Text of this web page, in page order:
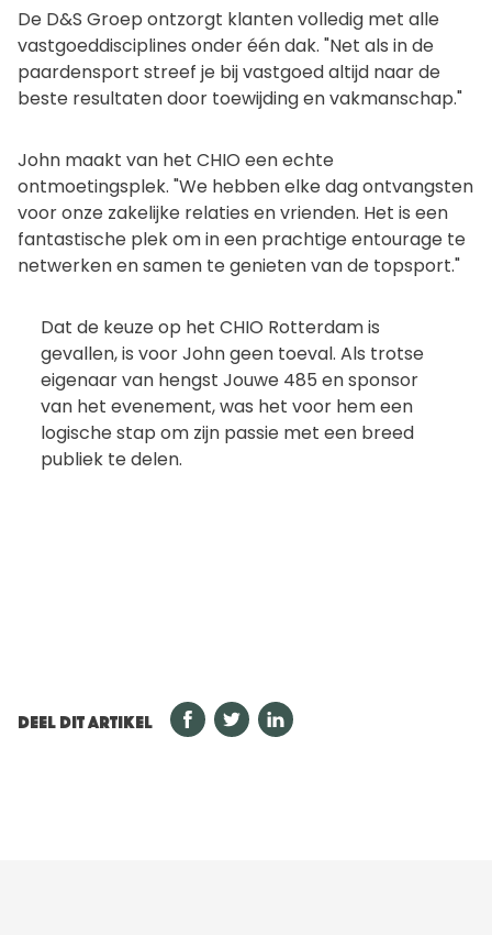
De D&S Groep ontzorgt klanten volledig met alle
vastgoeddisciplines onder één dak. "Net als in de
paardensport streef je bij vastgoed altijd naar de
beste resultaten door toewijding en vakmanschap."
John maakt van het CHIO een echte
ontmoetingsplek. "We hebben elke dag ontvangsten
voor onze zakelijke relaties en vrienden. Het is een
fantastische plek om in een prachtige entourage te
netwerken en samen te genieten van de topsport."
Dat de keuze op het CHIO Rotterdam is
gevallen, is voor John geen toeval. Als trotse
eigenaar van hengst Jouwe 485 en sponsor
van het evenement, was het voor hem een
logische stap om zijn passie met een breed
publiek te delen.
DEEL DIT ARTIKEL